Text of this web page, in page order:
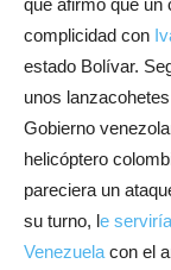
complicidad con
estado Bolívar.
unos
Gobierno
helicóptero
pareciera un
su turno, le
Venezuela con el